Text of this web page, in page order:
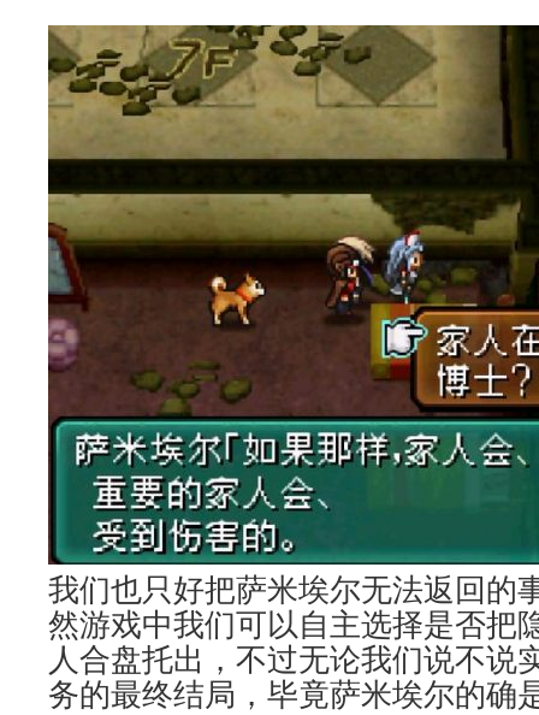
我们也只好把萨米埃尔无法返回的
然游戏中我们可以自主选择是否把
人合盘托出，不过无论我们说不说
务的最终结局，毕竟萨米埃尔的确